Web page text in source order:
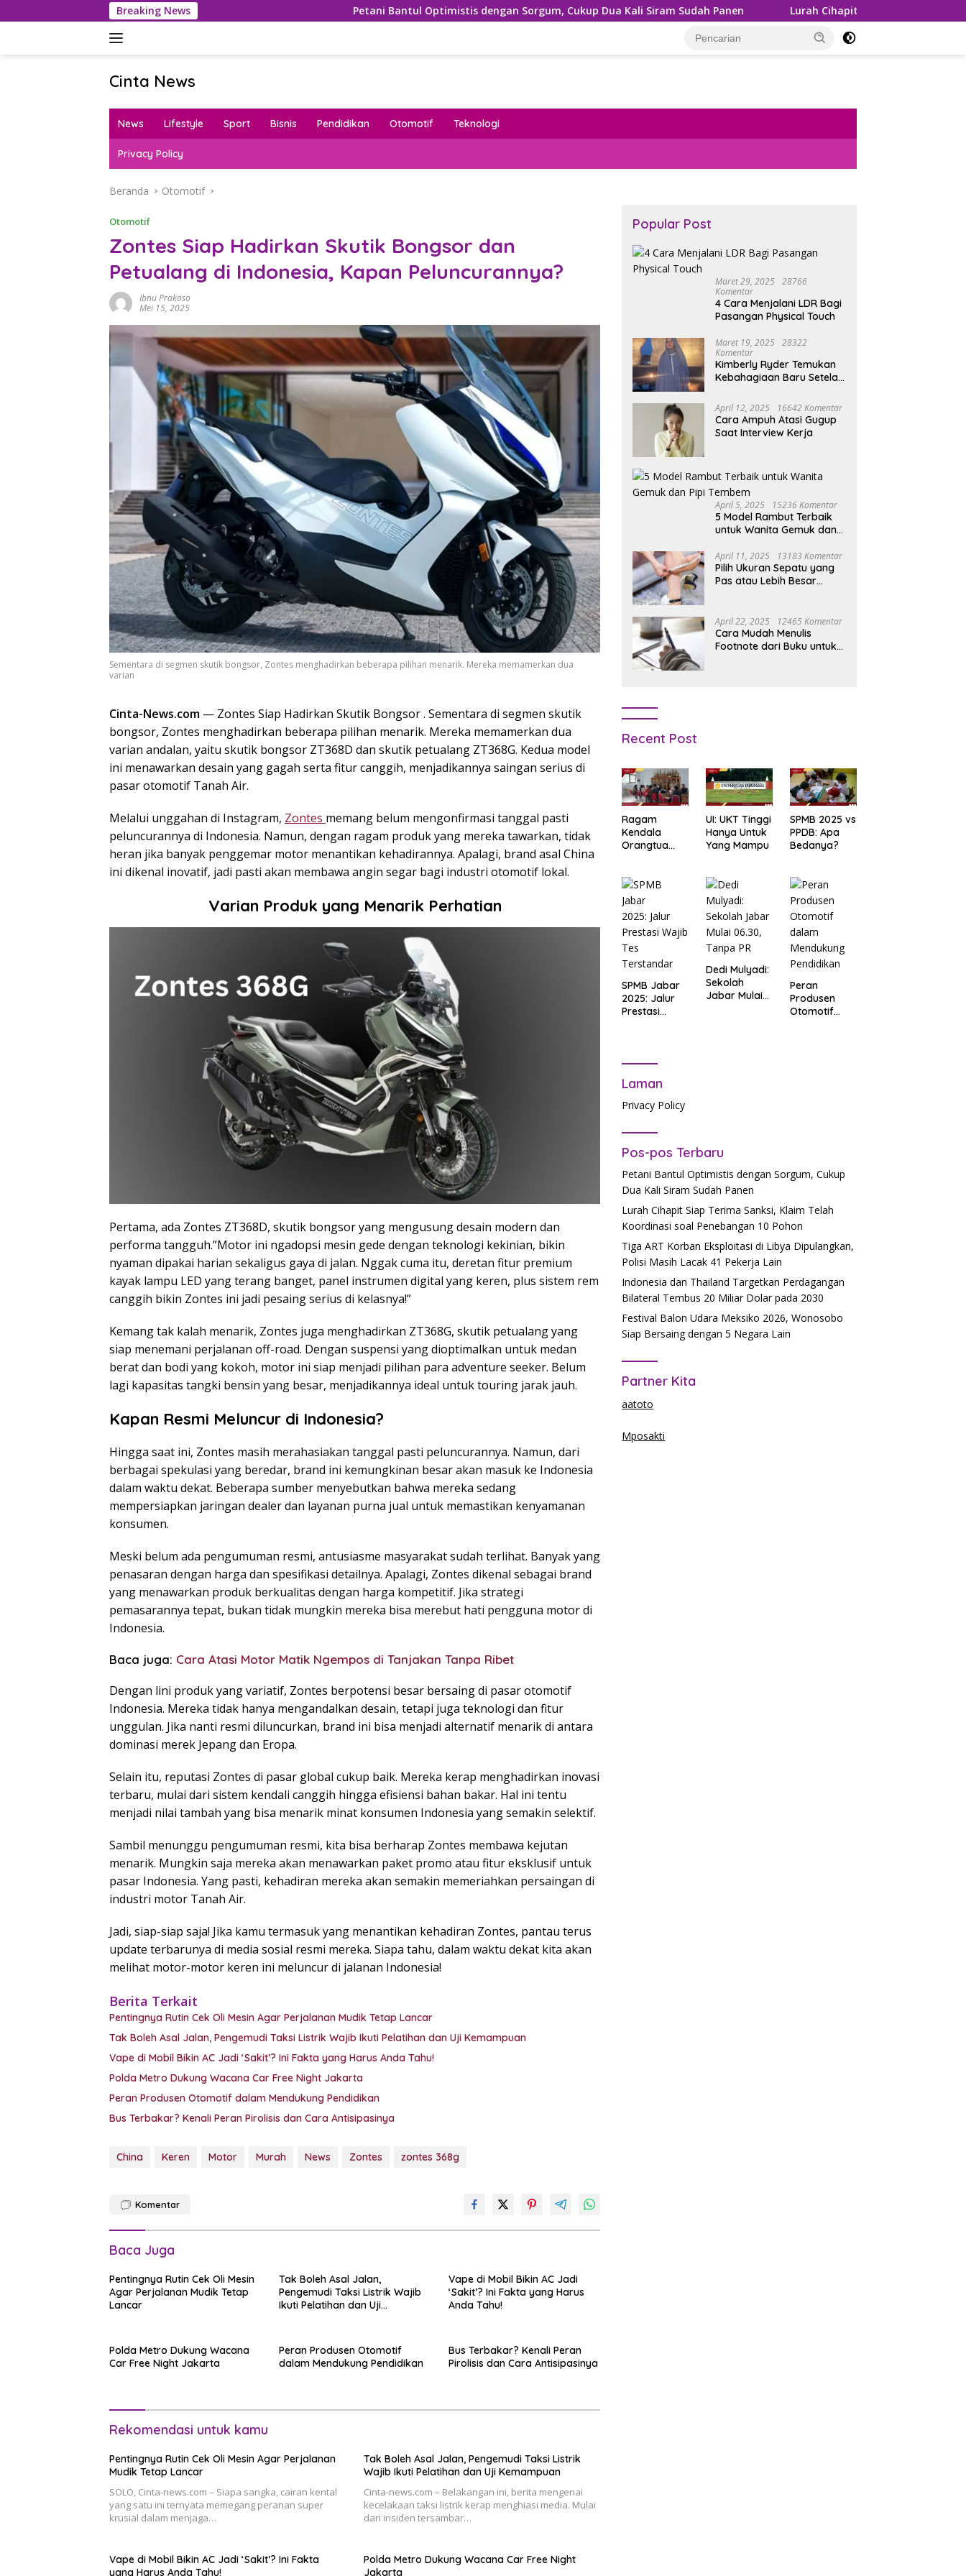
ke
Breaking News Petani Bantul Optimistis dengan Sorgum, Cukup Dua Kali Siram Sudah Panen Lurah Cihapit Siap Terima Sanksi, Klaim Telah
Cinta News
News
Kabar
Inspirasi!
News Lifestyle Sport Bisnis Pendidikan Otomotif Teknologi
Privacy Policy
Beranda Otomotif
Otomotif
Zontes Siap Hadirkan Skutik Bongsor dan
Petualang di Indonesia, Kapan Peluncurannya?
Ibnu Prakoso
Mei 15, 2025
Sementara di segmen skutik bongsor, Zontes menghadirkan beberapa pilihan menarik. Mereka memamerkan dua
varian
Cinta-News.com — Zontes Siap Hadirkan Skutik Bongsor . Sementara di segmen skutik
bongsor, Zontes menghadirkan beberapa pilihan menarik. Mereka memamerkan dua
varian andalan, yaitu skutik bongsor ZT368D dan skutik petualang ZT368G. Kedua model
ini menawarkan desain yang gagah serta fitur canggih, menjadikannya saingan serius di
pasar otomotif Tanah Air.
Melalui unggahan di Instagram, Zontes memang belum mengonfirmasi tanggal pasti
peluncurannya di Indonesia. Namun, dengan ragam produk yang mereka tawarkan, tidak
heran jika banyak penggemar motor menantikan kehadirannya. Apalagi, brand asal China
ini dikenal inovatif, jadi pasti akan membawa angin segar bagi industri otomotif lokal.
Varian Produk yang Menarik Perhatian
Pertama, ada Zontes ZT368D, skutik bongsor yang mengusung desain modern dan
performa tangguh.”Motor ini ngadopsi mesin gede dengan teknologi kekinian, bikin
nyaman dipakai harian sekaligus gaya di jalan. Nggak cuma itu, deretan fitur premium
kayak lampu LED yang terang banget, panel instrumen digital yang keren, plus sistem rem
canggih bikin Zontes ini jadi pesaing serius di kelasnya!”
Kemang tak kalah menarik, Zontes juga menghadirkan ZT368G, skutik petualang yang
siap menemani perjalanan off-road. Dengan suspensi yang dioptimalkan untuk medan
berat dan bodi yang kokoh, motor ini siap menjadi pilihan para adventure seeker. Belum
lagi kapasitas tangki bensin yang besar, menjadikannya ideal untuk touring jarak jauh.
Kapan Resmi Meluncur di Indonesia?
Hingga saat ini, Zontes masih merahasiakan tanggal pasti peluncurannya. Namun, dari
berbagai spekulasi yang beredar, brand ini kemungkinan besar akan masuk ke Indonesia
dalam waktu dekat. Beberapa sumber menyebutkan bahwa mereka sedang
mempersiapkan jaringan dealer dan layanan purna jual untuk memastikan kenyamanan
konsumen.
Meski belum ada pengumuman resmi, antusiasme masyarakat sudah terlihat. Banyak yang
penasaran dengan harga dan spesifikasi detailnya. Apalagi, Zontes dikenal sebagai brand
yang menawarkan produk berkualitas dengan harga kompetitif. Jika strategi
pemasarannya tepat, bukan tidak mungkin mereka bisa merebut hati pengguna motor di
Indonesia.
Baca juga: Cara Atasi Motor Matik Ngempos di Tanjakan Tanpa Ribet
Dengan lini produk yang variatif, Zontes berpotensi besar bersaing di pasar otomotif
Indonesia. Mereka tidak hanya mengandalkan desain, tetapi juga teknologi dan fitur
unggulan. Jika nanti resmi diluncurkan, brand ini bisa menjadi alternatif menarik di antara
dominasi merek Jepang dan Eropa.
Selain itu, reputasi Zontes di pasar global cukup baik. Mereka kerap menghadirkan inovasi
terbaru, mulai dari sistem kendali canggih hingga efisiensi bahan bakar. Hal ini tentu
menjadi nilai tambah yang bisa menarik minat konsumen Indonesia yang semakin selektif.
Sambil menunggu pengumuman resmi, kita bisa berharap Zontes membawa kejutan
menarik. Mungkin saja mereka akan menawarkan paket promo atau fitur eksklusif untuk
pasar Indonesia. Yang pasti, kehadiran mereka akan semakin memeriahkan persaingan di
industri motor Tanah Air.
Jadi, siap-siap saja! Jika kamu termasuk yang menantikan kehadiran Zontes, pantau terus
update terbarunya di media sosial resmi mereka. Siapa tahu, dalam waktu dekat kita akan
melihat motor-motor keren ini meluncur di jalanan Indonesia!
Berita Terkait
Pentingnya Rutin Cek Oli Mesin Agar Perjalanan Mudik Tetap Lancar
Tak Boleh Asal Jalan, Pengemudi Taksi Listrik Wajib Ikuti Pelatihan dan Uji Kemampuan
Vape di Mobil Bikin AC Jadi ‘Sakit’? Ini Fakta yang Harus Anda Tahu!
Polda Metro Dukung Wacana Car Free Night Jakarta
Peran Produsen Otomotif dalam Mendukung Pendidikan
Bus Terbakar? Kenali Peran Pirolisis dan Cara Antisipasinya
China Keren Motor Murah News Zontes zontes 368g
Komentar
Baca Juga
Pentingnya Rutin Cek Oli Mesin
Agar Perjalanan Mudik Tetap
Lancar
Tak Boleh Asal Jalan,
Pengemudi Taksi Listrik Wajib
Ikuti Pelatihan dan Uji
Vape di Mobil Bikin AC Jadi
‘Sakit’? Ini Fakta yang Harus
Anda Tahu!
Polda Metro Dukung Wacana
Car Free Night Jakarta
Peran Produsen Otomotif
dalam Mendukung Pendidikan
Bus Terbakar? Kenali Peran
Pirolisis dan Cara Antisipasinya
Rekomendasi untuk kamu
Pentingnya Rutin Cek Oli Mesin Agar Perjalanan
Mudik Tetap Lancar
SOLO, Cinta-news.com – Siapa sangka, cairan kental
yang satu ini ternyata memegang peranan super
krusial dalam menjaga…
Tak Boleh Asal Jalan, Pengemudi Taksi Listrik
Wajib Ikuti Pelatihan dan Uji Kemampuan
Cinta-news.com – Belakangan ini, berita mengenai
kecelakaan taksi listrik kerap menghiasi media. Mulai
dari insiden tersambar…
Vape di Mobil Bikin AC Jadi ‘Sakit’? Ini Fakta
yang Harus Anda Tahu!
Polda Metro Dukung Wacana Car Free Night
Jakarta
Popular Post
Maret 29, 2025
28766
Komentar
4 Cara Menjalani LDR Bagi
Pasangan Physical Touch
Maret 19, 2025
28322
Komentar
Kimberly Ryder Temukan
Kebahagiaan Baru Setelah
April 12, 2025 16642 Komentar
Cara Ampuh Atasi Gugup
Saat Interview Kerja
April 5, 2025 15236 Komentar
5 Model Rambut Terbaik
untuk Wanita Gemuk dan
April 11, 2025 13183 Komentar
Pilih Ukuran Sepatu yang
Pas atau Lebih Besar
April 22, 2025 12465 Komentar
Cara Mudah Menulis
Footnote dari Buku untuk
Recent Post
Ragam
Kendala
Orangtua
Jakarta
2025: Salah
Input Data
hingga Lupa
Password
UI: UKT Tinggi
Hanya Untuk
Yang Mampu
SPMB 2025 vs
PPDB: Apa
Bedanya?
SPMB Jabar
2025: Jalur
Prestasi
Dedi Mulyadi:
Sekolah
Jabar Mulai
Peran
Produsen
Otomotif
Laman
Privacy Policy
Pos-pos Terbaru
Petani Bantul Optimistis dengan Sorgum, Cukup
Dua Kali Siram Sudah Panen
Lurah Cihapit Siap Terima Sanksi, Klaim Telah
Koordinasi soal Penebangan 10 Pohon
Tiga ART Korban Eksploitasi di Libya Dipulangkan,
Polisi Masih Lacak 41 Pekerja Lain
Indonesia dan Thailand Targetkan Perdagangan
Bilateral Tembus 20 Miliar Dolar pada 2030
Festival Balon Udara Meksiko 2026, Wonosobo
Siap Bersaing dengan 5 Negara Lain
Partner Kita
aatoto
Mposakti